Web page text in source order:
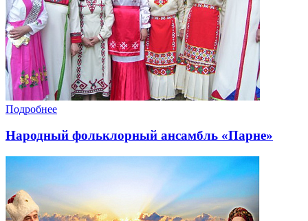
Подробнее
Народный фольклорный ансамбль «Парне»